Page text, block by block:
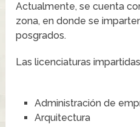
Actualmente, se cuenta
zona, en donde se
posgrados.
Las licenciaturas
Administración de
Arquitectura